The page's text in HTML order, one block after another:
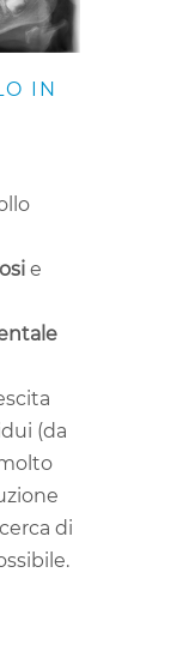
IN
e
(da
di